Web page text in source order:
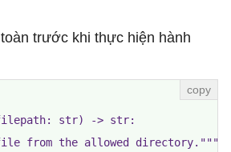
trước khi thực hiện hành
str) -> str:
from the allowed directory."""